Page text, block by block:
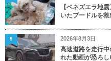
【ベネズエラ地
いたプードルを救
2026年8月3日
高速道路を走行
れた動画が恐ろし
9